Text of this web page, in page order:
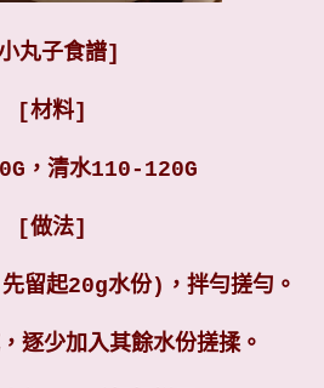
丸子食譜]
[材料]
，清水110-120G
[做法]
留起20g水份)，拌勻搓勻。
逐少加入其餘水份搓揉。